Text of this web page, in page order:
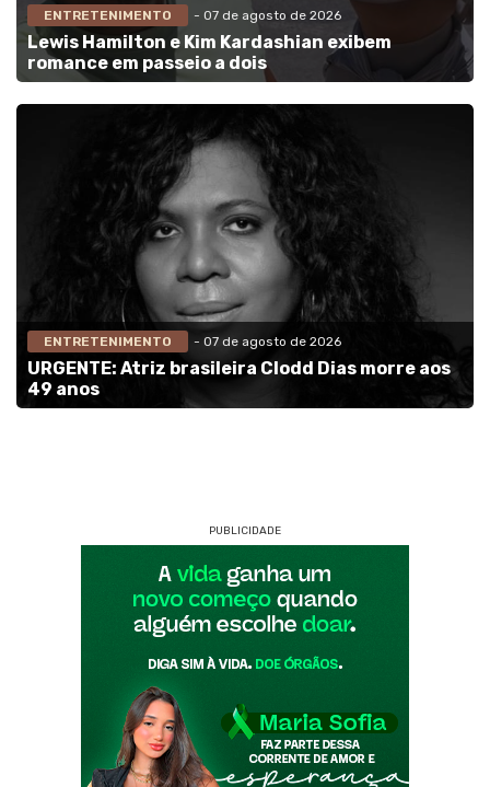
ENTRETENIMENTO - 07 de agosto de 2026
Lewis Hamilton e Kim Kardashian exibem
romance em passeio a dois
ENTRETENIMENTO - 07 de agosto de 2026
URGENTE: Atriz brasileira Clodd Dias morre aos
49 anos
PUBLICIDADE